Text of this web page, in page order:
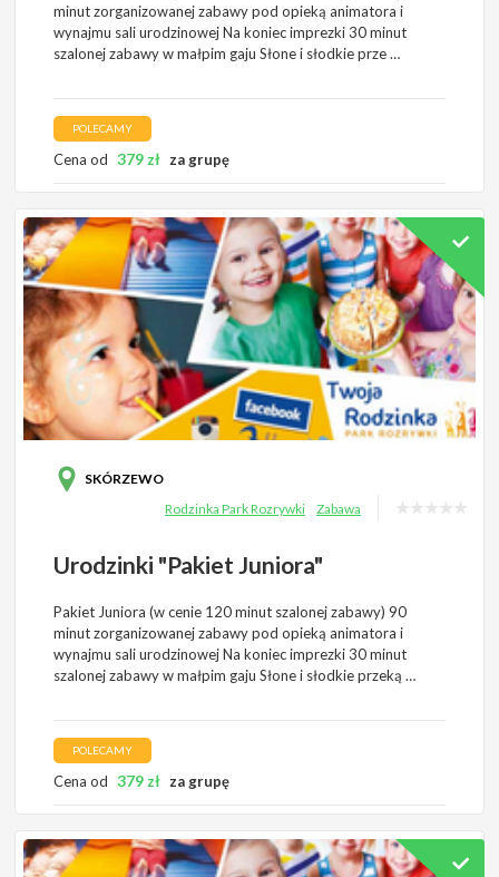
minut zorganizowanej zabawy pod opieką animatora i
wynajmu sali urodzinowej Na koniec imprezki 30 minut
szalonej zabawy w małpim gaju Słone i słodkie prze …
POLECAMY
Cena od 379 zł za grupę
SKÓRZEWO
Rodzinka Park Rozrywki
Zabawa
Urodzinki "Pakiet Juniora"
Pakiet Juniora (w cenie 120 minut szalonej zabawy) 90
minut zorganizowanej zabawy pod opieką animatora i
wynajmu sali urodzinowej Na koniec imprezki 30 minut
szalonej zabawy w małpim gaju Słone i słodkie przeką …
POLECAMY
Cena od 379 zł za grupę